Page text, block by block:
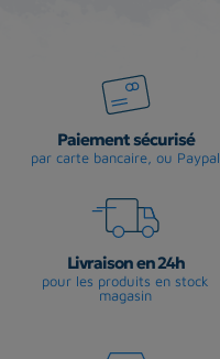
Paiement sécurisé
par carte bancaire, ou Paypal
Livraison en 24h
pour les produits en stock
magasin